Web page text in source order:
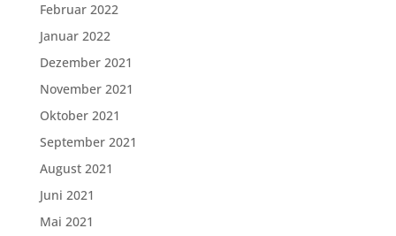
Februar 2022
Januar 2022
Dezember 2021
November 2021
Oktober 2021
September 2021
August 2021
Juni 2021
Mai 2021